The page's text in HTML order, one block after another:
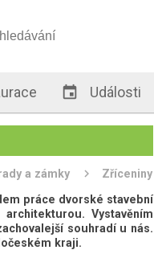
 Události
a zámky
Zříceniny
práce dvorské stavební
Vystavěním
souhradí u nás.
kraji.